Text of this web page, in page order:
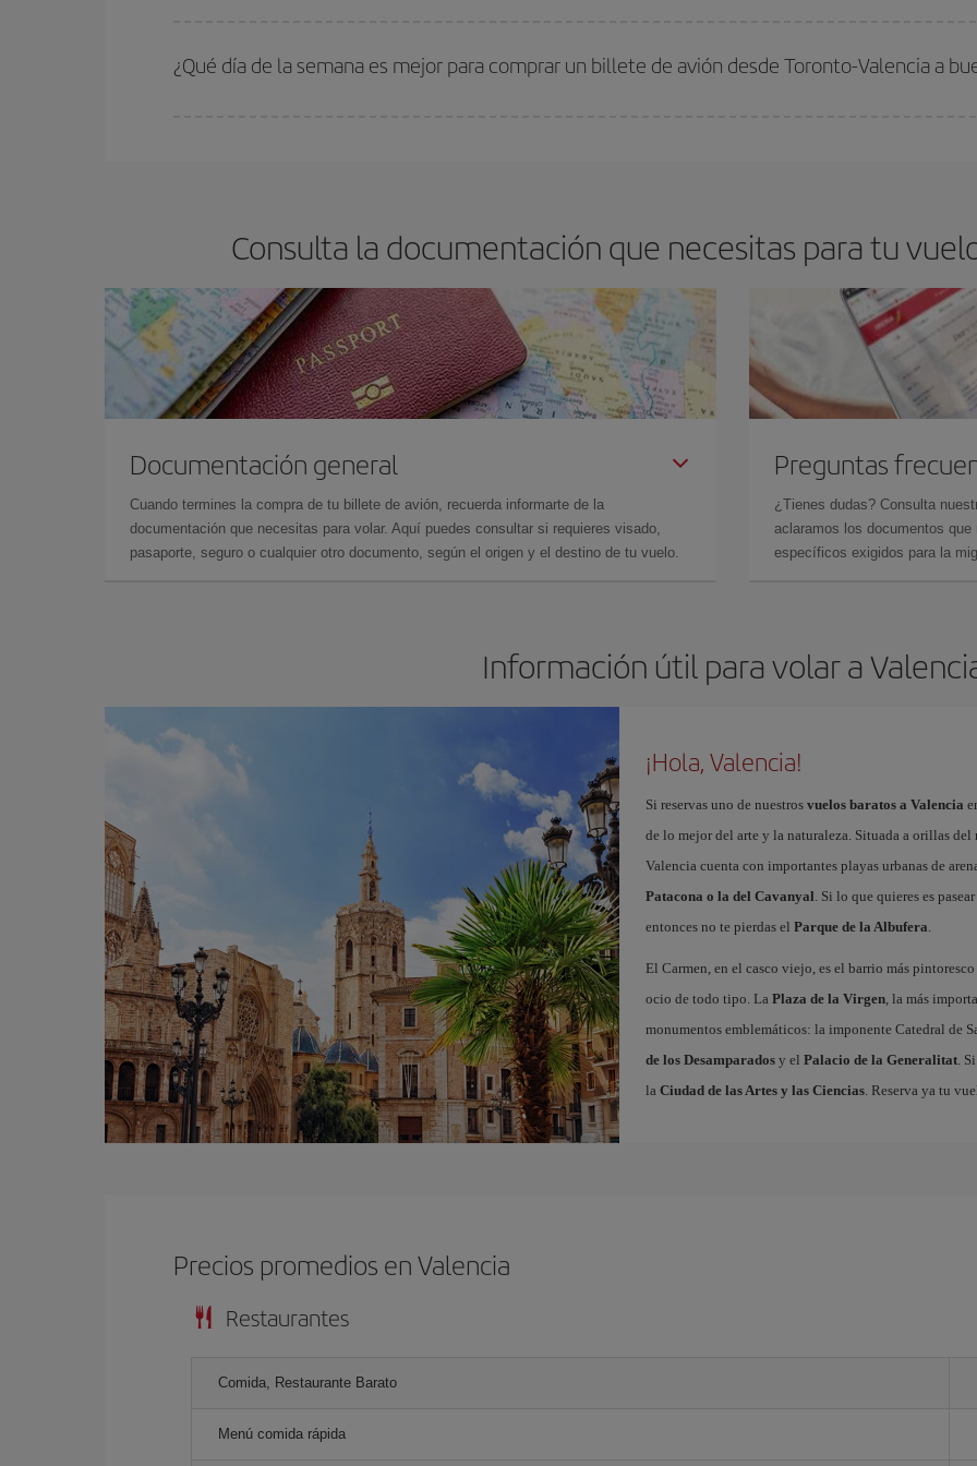
¿Qué día de la semana es mejor para comprar un billete de avión desde Toronto-Valencia a
Consulta la documentación que necesitas para tu
Documentación general
Cuando termines la compra de tu billete de avión, recuerda informarte de la
documentación que necesitas para volar. Aquí puedes consultar si requieres visado,
pasaporte, seguro o cualquier otro documento, según el origen y el destino de tu vuelo.
Preguntas
¿Tienes dudas? Consulta
aclaramos los documentos
específicos exigidos para la
Información útil para volar a
¡Hola, Valencia!
Si reservas uno de nuestros vuelos baratos a Valencia
de lo mejor del arte y la naturaleza. Situada a orillas
Valencia cuenta con importantes playas urbanas de
Patacona o la del Cavanyal. Si lo que quieres es
entonces no te pierdas el Parque de la Albufera.
El Carmen, en el casco viejo, es el barrio más
ocio de todo tipo. La Plaza de la Virgen, la más
monumentos emblemáticos: la imponente Catedral de
de los Desamparadosy el Palacio de la Generalitat.
la Ciudad de las Artes y las Ciencias. Reserva ya tu
Precios promedios en Valencia
Restaurantes
Comida, Restaurante Barato
Menú comida rápida